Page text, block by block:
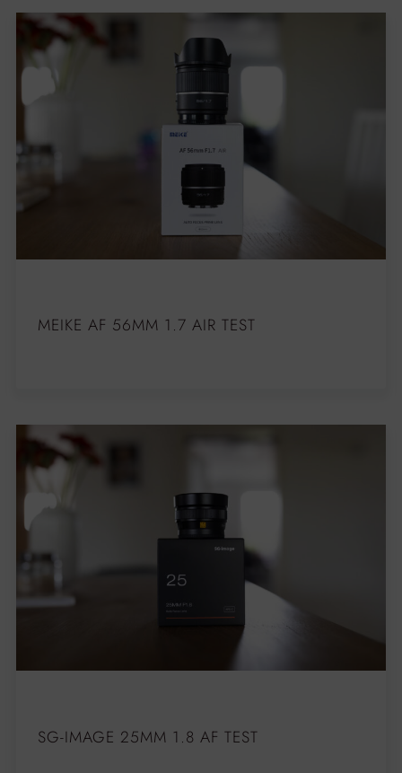
MEIKE AF 56MM 1.7 AIR TEST
SG-IMAGE 25MM 1.8 AF TEST